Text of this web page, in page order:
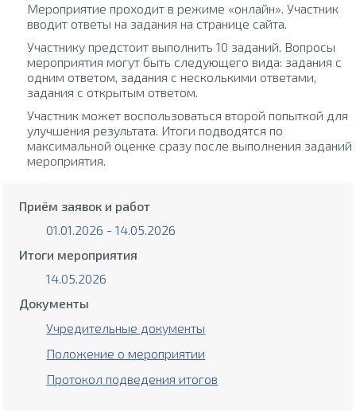
Мероприятие проходит в режиме «онлайн». Участник
вводит ответы на задания на странице сайта.
Участнику предстоит выполнить 10 заданий. Вопросы
мероприятия могут быть следующего вида: задания с
одним ответом, задания с несколькими ответами,
задания с открытым ответом.
Участник может воспользоваться второй попыткой для
улучшения результата. Итоги подводятся по
максимальной оценке сразу после выполнения заданий
мероприятия.
Приём заявок и работ
01.01.2026 - 14.05.2026
Итоги мероприятия
14.05.2026
Документы
Учредительные документы
Положение о мероприятии
Протокол подведения итогов